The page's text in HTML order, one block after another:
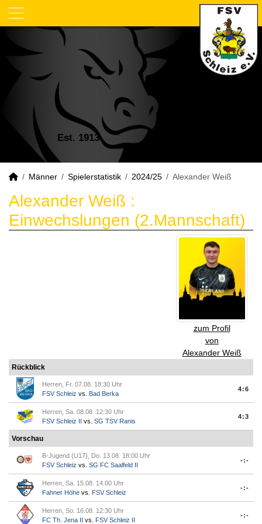
Est. 1913
Männer Spielerstatistik 2024/25 Alexander Weiß
Alexander Weiß :
Einwechslungen (2.Mannschaft)
zum Profil
von
Alexander Weiß
Rückblick
Herren, Fr. 07.08. 18:30 Uhr
FSV Schleiz vs. Bad Berka
4:6
Herren, Sa. 08.08. 12:30 Uhr
FSV Schleiz II vs. SG TSV Ranis
4:3
Vorschau
B-Jugend (U17), Do. 13.08. 18:00 Uhr
FSV Schleiz vs. SG FC Saalfeld II
-:-
Herren, Sa. 15.08. 14:00 Uhr
Fahner Höhe vs. FSV Schleiz
-:-
Herren, So. 16.08. 12:30 Uhr
FC Th. Jena II vs. FSV Schleiz II
-:-